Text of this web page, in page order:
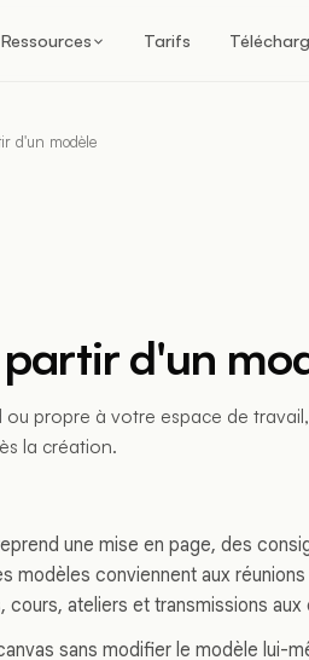
Ressources Tarifs
d'un modèle
d'un
propre à votre espace de
la création.
une mise en page, des
modèles conviennent aux
ateliers et transmissions aux
sans modifier le modèle lui-